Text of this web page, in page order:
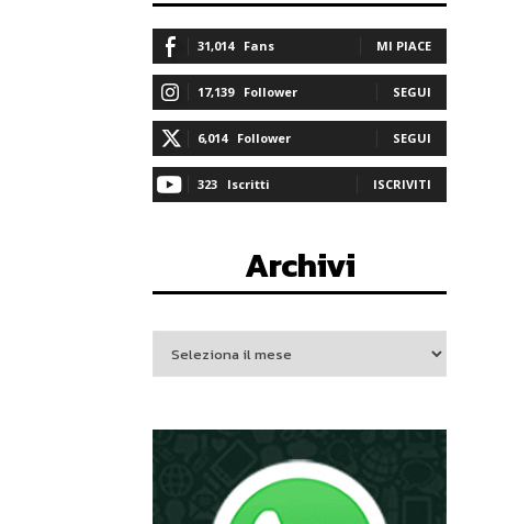
31,014 Fans MI PIACE
17,139 Follower SEGUI
6,014 Follower SEGUI
323 Iscritti ISCRIVITI
Archivi